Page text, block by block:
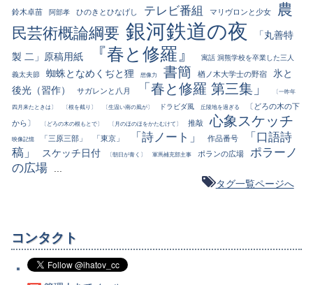
鈴木卓苗 阿部孝 ひのきとひなげし テレビ番組 マリヴロンと少女
農
民芸術概論綱要 銀河鉄道の夜
「丸善特
製 二」原稿用紙
『春と修羅』 寓話 洞熊学校を卒業した三人
義太夫節 蜘蛛となめくぢと狸 想像力 書簡 楢ノ木大学士の野宿
氷と
後光（習作）
サガレンと八月 「春と修羅 第三集」 〔一昨年
四月来たときは〕 〔根を截り〕 〔生温い南の風が〕 ドラビダ風 丘陵地を過ぎる
〔どろの木の下
から〕
〔どろの木の根もとで〕 〔月のほのほをかたむけて〕 推敲 心象スケッチ
映像記憶 「三原三部」 「東京」 「詩ノート」 作品番号
「口語詩
稿」
スケッチ日付 〔朝日が青く〕 軍馬補充部主事 ポランの広場
ポラーノ
の広場
タグ一覧ページへ
コンタクト